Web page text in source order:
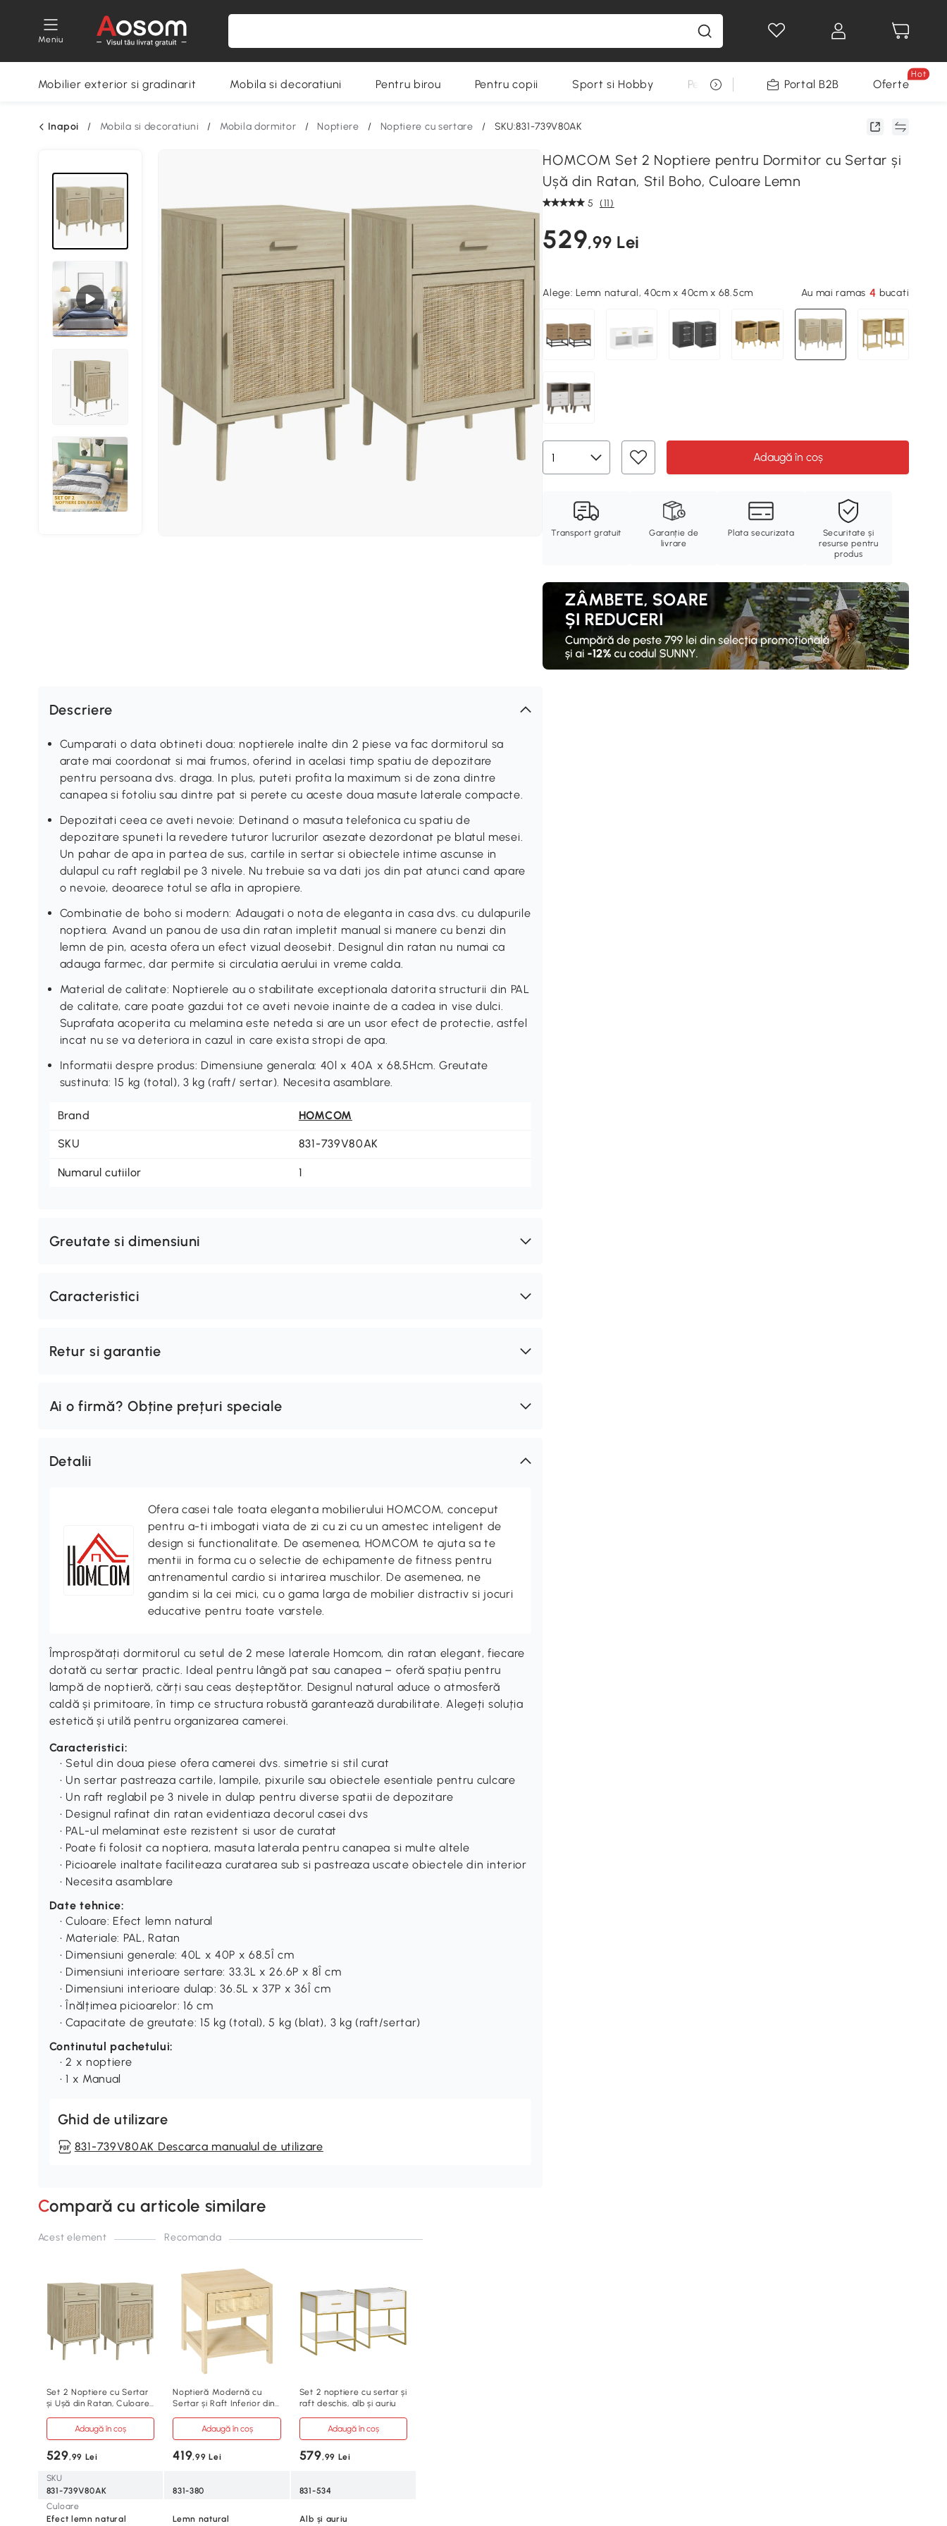
Meniu
Mobilier exterior si gradinarit Mobila si decoratiuni Pentru birou Pentru copii Sport si Hobby Pentru animale Decoratiuni Sarbatori
Portal B2B Oferte
Hot
Inapoi / Mobila si decoratiuni / Mobila dormitor / Noptiere / Noptiere cu sertare / SKU:831-739V80AK
HOMCOM Set 2 Noptiere pentru Dormitor cu Sertar și
Ușă din Ratan, Stil Boho, Culoare Lemn
5 (11)
529,99 Lei
Alege:Lemn natural, 40cm x 40cm x 68.5cm Au mai ramas 4bucati
Adaugă în coș
Transport gratuit
Garanție de
livrare
Plata securizata
Securitate și
resurse pentru
produs
Descriere
Cumparati o data obtineti doua: noptierele inalte din 2 piese va fac dormitorul sa
arate mai coordonat si mai frumos, oferind in acelasi timp spatiu de depozitare
pentru persoana dvs. draga. In plus, puteti profita la maximum si de zona dintre
canapea si fotoliu sau dintre pat si perete cu aceste doua masute laterale compacte.
Depozitati ceea ce aveti nevoie: Detinand o masuta telefonica cu spatiu de
depozitare spuneti la revedere tuturor lucrurilor asezate dezordonat pe blatul mesei.
Un pahar de apa in partea de sus, cartile in sertar si obiectele intime ascunse in
dulapul cu raft reglabil pe 3 nivele. Nu trebuie sa va dati jos din pat atunci cand apare
o nevoie, deoarece totul se afla in apropiere.
Combinatie de boho si modern: Adaugati o nota de eleganta in casa dvs. cu dulapurile
noptiera. Avand un panou de usa din ratan impletit manual si manere cu benzi din
lemn de pin, acesta ofera un efect vizual deosebit. Designul din ratan nu numai ca
adauga farmec, dar permite si circulatia aerului in vreme calda.
Material de calitate: Noptierele au o stabilitate exceptionala datorita structurii din PAL
de calitate, care poate gazdui tot ce aveti nevoie inainte de a cadea in vise dulci.
Suprafata acoperita cu melamina este neteda si are un usor efect de protectie, astfel
incat nu se va deteriora in cazul in care exista stropi de apa.
Informatii despre produs: Dimensiune generala: 40l x 40A x 68,5Hcm. Greutate
sustinuta: 15 kg (total), 3 kg (raft/ sertar). Necesita asamblare.
Brand HOMCOM
SKU 831-739V80AK
Numarul cutiilor 1
Greutate si dimensiuni
Caracteristici
Retur si garantie
Ai o firmă? Obține prețuri speciale
Detalii
Ofera casei tale toata eleganta mobilierului HOMCOM, conceput
pentru a-ti imbogati viata de zi cu zi cu un amestec inteligent de
design si functionalitate. De asemenea, HOMCOM te ajuta sa te
mentii in forma cu o selectie de echipamente de fitness pentru
antrenamentul cardio si intarirea muschilor. De asemenea, ne
gandim si la cei mici, cu o gama larga de mobilier distractiv si jocuri
educative pentru toate varstele.
Împrospătați dormitorul cu setul de 2 mese laterale Homcom, din ratan elegant, fiecare
dotată cu sertar practic. Ideal pentru lângă pat sau canapea – oferă spațiu pentru
lampă de noptieră, cărți sau ceas deșteptător. Designul natural aduce o atmosferă
caldă și primitoare, în timp ce structura robustă garantează durabilitate. Alegeți soluția
estetică și utilă pentru organizarea camerei.
Caracteristici:
• Setul din doua piese ofera camerei dvs. simetrie si stil curat
• Un sertar pastreaza cartile, lampile, pixurile sau obiectele esentiale pentru culcare
• Un raft reglabil pe 3 nivele in dulap pentru diverse spatii de depozitare
• Designul rafinat din ratan evidentiaza decorul casei dvs
• PAL-ul melaminat este rezistent si usor de curatat
• Poate fi folosit ca noptiera, masuta laterala pentru canapea si multe altele
• Picioarele inaltate faciliteaza curatarea sub si pastreaza uscate obiectele din interior
• Necesita asamblare
Date tehnice:
• Culoare: Efect lemn natural
• Materiale: PAL, Ratan
• Dimensiuni generale: 40L x 40P x 68.5Î cm
• Dimensiuni interioare sertare: 33.3L x 26.6P x 8Î cm
• Dimensiuni interioare dulap: 36.5L x 37P x 36Î cm
• Înălțimea picioarelor: 16 cm
• Capacitate de greutate: 15 kg (total), 5 kg (blat), 3 kg (raft/sertar)
Continutul pachetului:
• 2 x noptiere
• 1 x Manual
Ghid de utilizare
831-739V80AK Descarca manualul de utilizare
Compară cu articole similare
SKU
Culoare
Acest element
Set 2 Noptiere cu Sertar
și Ușă din Ratan, Culoare
Adaugă în coș
529,99 Lei
831-739V80AK
Efect lemn natural
Recomanda
Noptieră Modernă cu
Sertar și Raft Inferior din
Adaugă în coș
419,99 Lei
831-380
Lemn natural
Set 2 noptiere cu sertar și
raft deschis, alb și auriu
Adaugă în coș
579,99 Lei
831-534
Alb și auriu